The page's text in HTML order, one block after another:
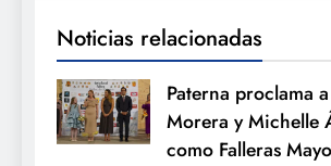
Noticias relacionadas
Paterna proclama
Morera y Michelle
como Falleras